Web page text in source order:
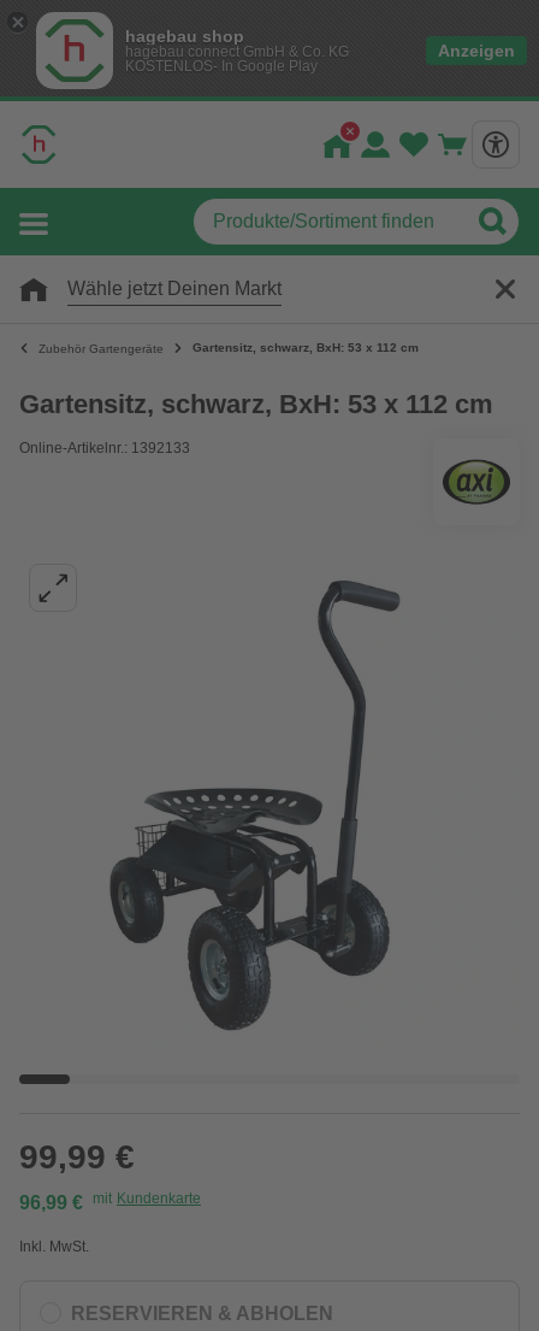
hagebau shop
hagebau connect GmbH & Co. KG
KOSTENLOS- In Google Play
Anzeigen
Wähle jetzt Deinen Markt
Zubehör Gartengeräte Gartensitz, schwarz, BxH: 53 x 112 cm
Gartensitz, schwarz, BxH: 53 x 112 cm
Online-Artikelnr.: 1392133
99,99 €
96,99 € mit Kundenkarte
Inkl. MwSt.
RESERVIEREN & ABHOLEN